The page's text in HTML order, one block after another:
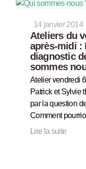
14 janvier 2014
Ateliers du
après-midi :
diagnostic
sommes
Atelier vendredi
Patrick et Sylvie
par la question
Comment
Lire la suite